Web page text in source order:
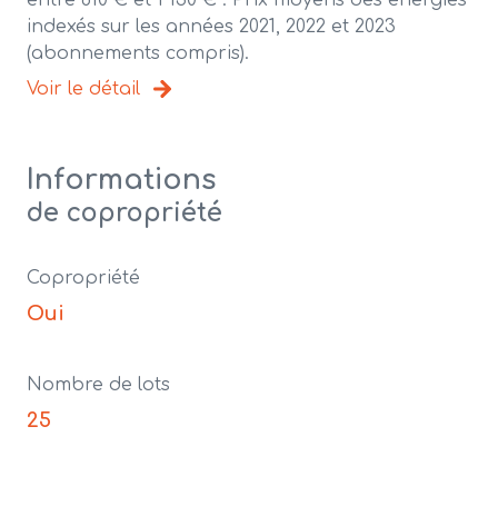
indexés sur les années 2021, 2022 et 2023
(abonnements compris).
Voir le détail
Informations
de copropriété
Copropriété
Oui
Nombre de lots
25